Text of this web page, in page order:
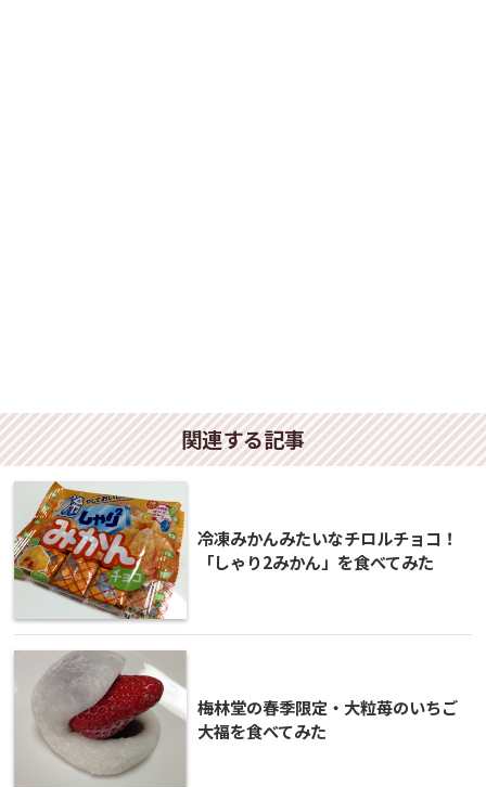
関連する記事
冷凍みかんみたいなチロルチョコ！
「しゃり2みかん」を食べてみた
梅林堂の春季限定・大粒苺のいちご
大福を食べてみた